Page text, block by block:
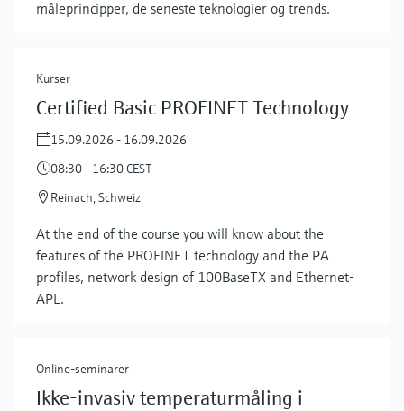
måleprincipper, de seneste teknologier og trends.
Kurser
Certified Basic PROFINET Technology
15.09.2026 - 16.09.2026
08:30 - 16:30 CEST
Reinach, Schweiz
At the end of the course you will know about the
features of the PROFINET technology and the PA
profiles, network design of 100BaseTX and Ethernet-
APL.
Online-seminarer
Ikke-invasiv temperaturmåling i